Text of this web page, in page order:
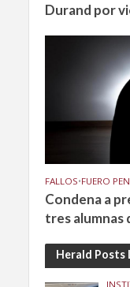
Durand por
FALLOS•FUERO
Condena a
tres alumnas
Herald Posts